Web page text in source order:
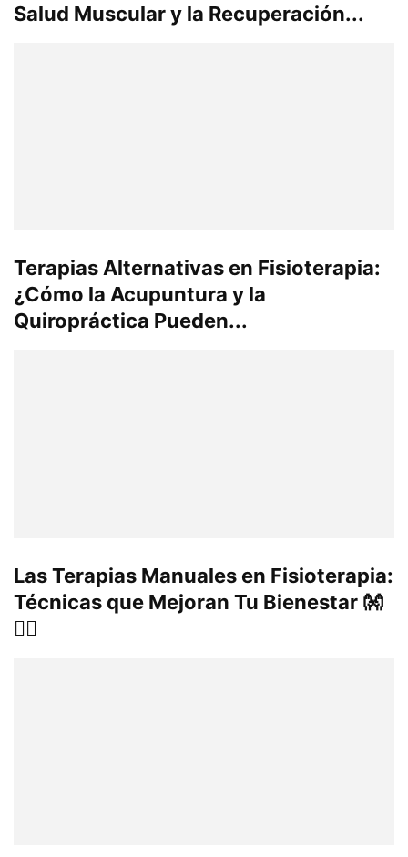
Salud Muscular y la Recuperación...
Terapias Alternativas en Fisioterapia:
¿Cómo la Acupuntura y la
Quiropráctica Pueden...
Las Terapias Manuales en Fisioterapia:
Técnicas que Mejoran Tu Bienestar 👐
💆‍♂️